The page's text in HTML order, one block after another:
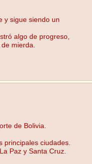
y sigue siendo un
algo de progreso,
mierda.
de Bolivia.
principales ciudades.
Paz y Santa Cruz.